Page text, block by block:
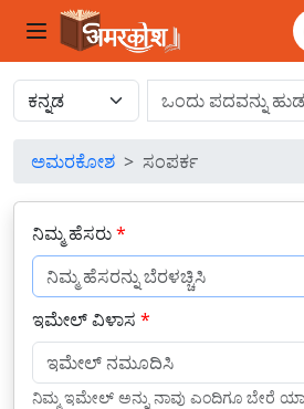
ಅಮರಕೋಶ ಸಂಪರ್ಕ
ನಿಮ್ಮ ಹೆಸರು*
ಇಮೇಲ್ ವಿಳಾಸ *
ನಿಮ್ಮ ಇಮೇಲ್ ಅನ್ನು ನಾವು ಎಂದಿಗೂ ಬೇರೆ